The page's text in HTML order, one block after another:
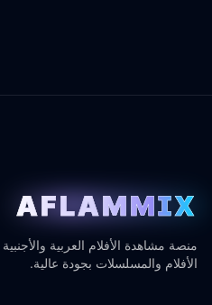
AFLAMMIX
منصة مشاهدة الأفلام العربية
الأفلام والمسلسلات بجودة عالية.